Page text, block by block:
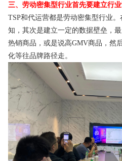
三、劳动密集型行业首先要建立行
TSP和代运营都是劳动密集型行业
知，其次是建立一定的数据壁垒，
热销商品，或是说高GMV商品，然
化等往品牌路径走。